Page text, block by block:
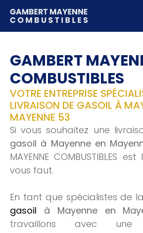
GAMBERT
COMBUSTIBLES
VOTRE ENTREPRISE
LIVRAISON DE GASOIL À
MAYENNE 53
Si vous souhaitez une
gasoil à Mayenne en
MAYENNE COMBUSTIBLES
vous faut.
En tant que spécialistes de
gasoil à Mayenne en
travaillons avec